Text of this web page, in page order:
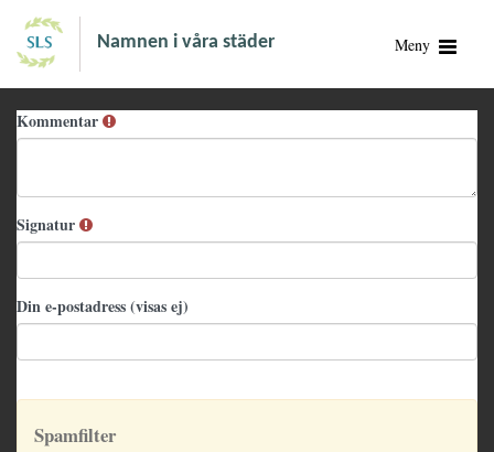
Namnen i våra städer Meny
Kommentar
Signatur
Din e-postadress (visas ej)
Spamfilter